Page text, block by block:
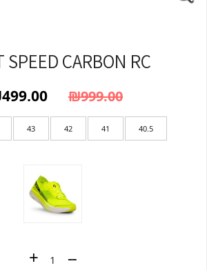
SPEED CARBON RC
₪999.00 המחיר המקורי
499.00
המחיר הנוכחי
40.5
41
42
43
כמות של SCOTT SPEED CARBON RC --
+